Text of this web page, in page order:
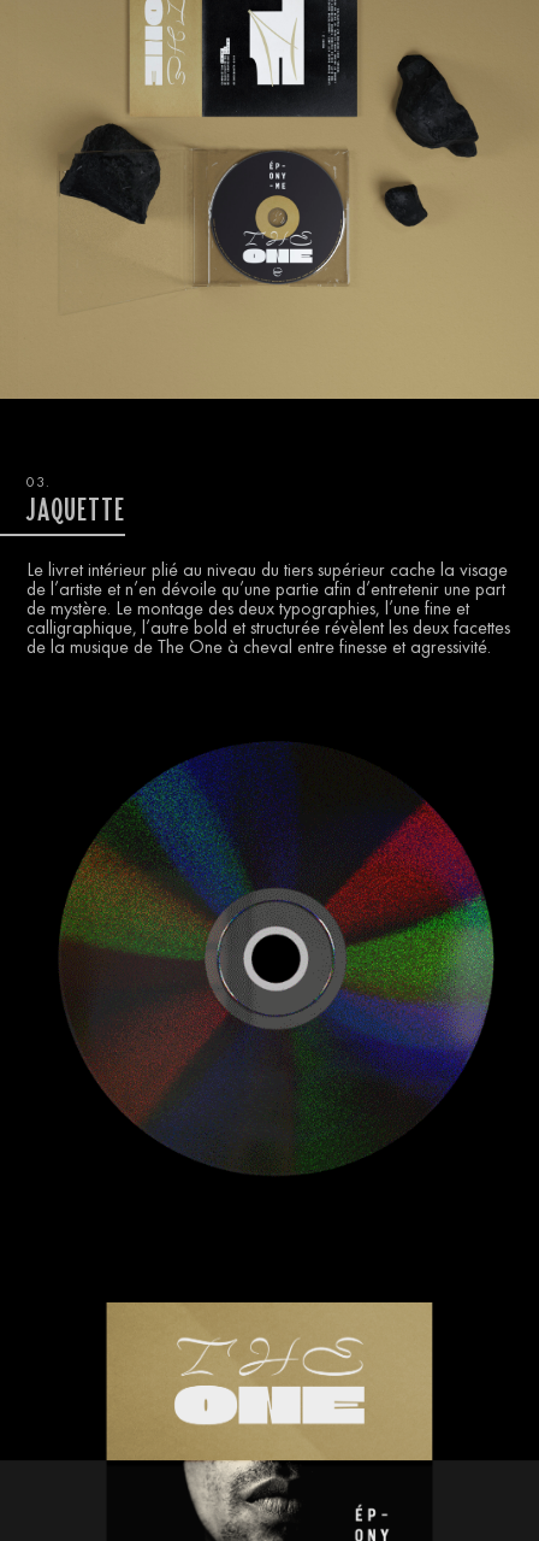
03.
JAQUETTE
Le livret intérieur plié au niveau du tiers supérieur cache la visage
de l’artiste et n’en dévoile qu’une partie afin d’entretenir une part
de mystère. Le montage des deux typographies, l’une fine et
calligraphique, l’autre bold et structurée révèlent les deux facettes
de la musique de The One à cheval entre finesse et agressivité.